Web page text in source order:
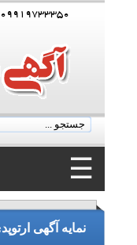
☰
۰۹۹۱۹۷۳۳۳۵۰
نمایه آگهی